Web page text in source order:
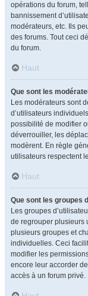
opérations du forum,
bannissement
modérateurs, etc. Ils
des forums. Tout ceci
du forum.
Haut
Que sont les
Les modérateurs sont
d’utilisateurs
possibilité de modifier
déverrouiller, les
modèrent. En règle
utilisateurs respectent
Haut
Que sont les groupes
Les groupes
de regrouper plusieurs
plusieurs groupes et
individuelles. Ceci
modifier les
encore leur accorder
accès à un forum privé.